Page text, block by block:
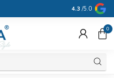
Voor 16:00
4.3 /5.0
0